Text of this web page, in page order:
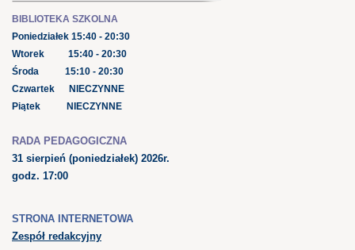
BIBLIOTEKA SZKOLNA
Poniedziałek 15:40 - 20:30
Wtorek 15:40 - 20:30
Środa 15:10 - 20:30
Czwartek NIECZYNNE
Piątek NIECZYNNE
RADA PEDAGOGICZNA
31 sierpień (poniedziałek) 2026r.
godz. 17:00
STRONA INTERNETOWA
Zespół redakcyjny